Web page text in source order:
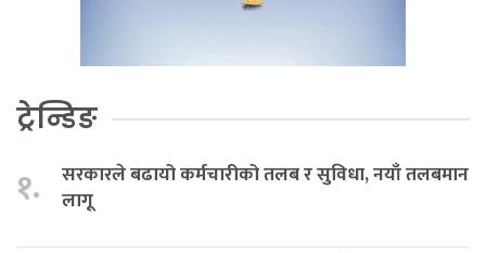
ट्रेन्डिङ
१.
सरकारले बढायो कर्मचारीको तलब र सुविधा, नयाँ तलबमान
लागू